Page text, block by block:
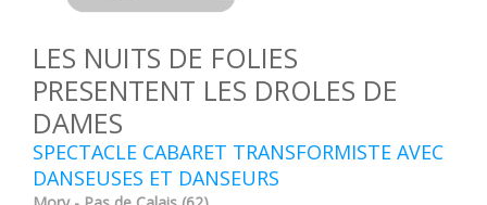
LES NUITS DE FOLIES
PRESENTENT LES DROLES DE
DAMES
SPECTACLE CABARET TRANSFORMISTE AVEC
DANSEUSES ET DANSEURS